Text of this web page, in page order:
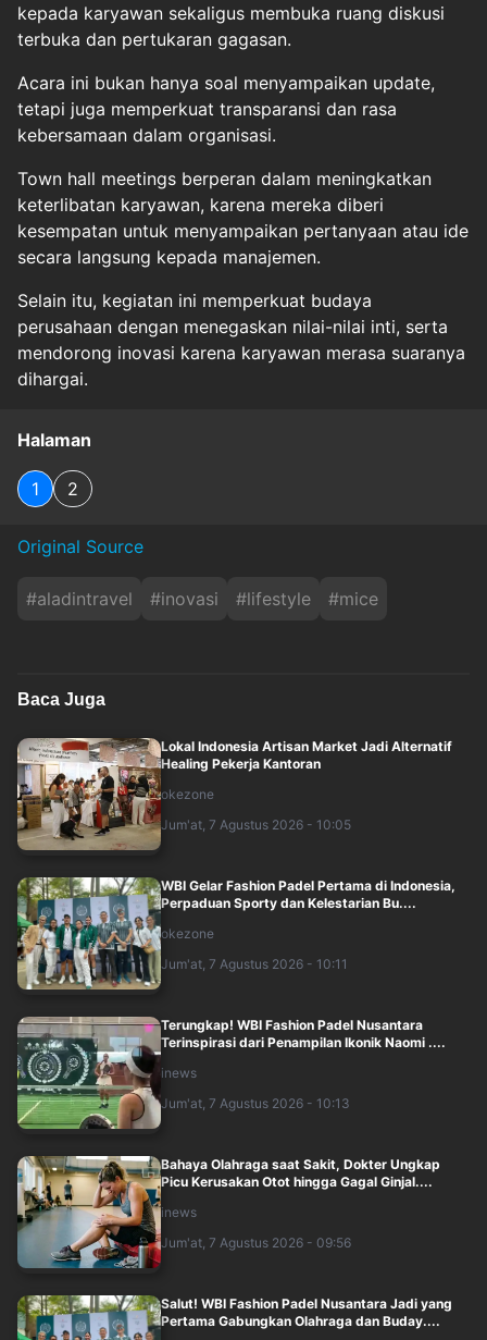
kepada karyawan sekaligus membuka ruang diskusi
terbuka dan pertukaran gagasan.
Acara ini bukan hanya soal menyampaikan update,
tetapi juga memperkuat transparansi dan rasa
kebersamaan dalam organisasi.
Town hall meetings berperan dalam meningkatkan
keterlibatan karyawan, karena mereka diberi
kesempatan untuk menyampaikan pertanyaan atau ide
secara langsung kepada manajemen.
Selain itu, kegiatan ini memperkuat budaya
perusahaan dengan menegaskan nilai-nilai inti, serta
mendorong inovasi karena karyawan merasa suaranya
dihargai.
Halaman
1 2
Original Source
#aladintravel #inovasi #lifestyle #mice
Baca Juga
Lokal Indonesia Artisan Market Jadi Alternatif
Healing Pekerja Kantoran
okezone
Jum'at, 7 Agustus 2026 - 10:05
WBI Gelar Fashion Padel Pertama di Indonesia,
Perpaduan Sporty dan Kelestarian Bu....
okezone
Jum'at, 7 Agustus 2026 - 10:11
Terungkap! WBI Fashion Padel Nusantara
Terinspirasi dari Penampilan Ikonik Naomi ....
inews
Jum'at, 7 Agustus 2026 - 10:13
Bahaya Olahraga saat Sakit, Dokter Ungkap
Picu Kerusakan Otot hingga Gagal Ginjal....
inews
Jum'at, 7 Agustus 2026 - 09:56
Salut! WBI Fashion Padel Nusantara Jadi yang
Pertama Gabungkan Olahraga dan Buday....